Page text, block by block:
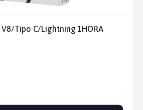
Tipo C/Lightning 1HORA